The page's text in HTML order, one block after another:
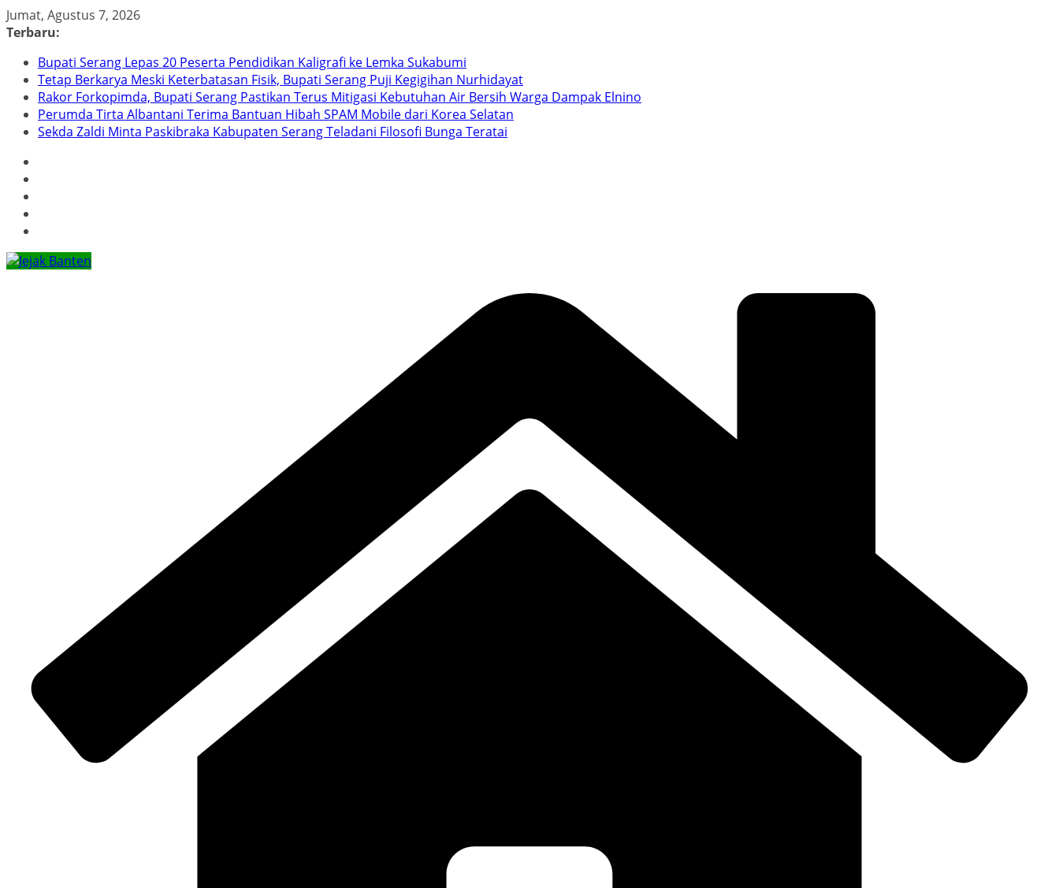
Skip
to
Jumat, Agustus 7, 2026
Terbaru:
Bupati Serang Lepas 20 Peserta Pendidikan Kaligrafi ke Lemka Sukabumi
Tetap Berkarya Meski Keterbatasan Fisik, Bupati Serang Puji Kegigihan Nurhidayat
Rakor Forkopimda, Bupati Serang Pastikan Terus Mitigasi Kebutuhan Air Bersih Warga Dampak Elnino
Perumda Tirta Albantani Terima Bantuan Hibah SPAM Mobile dari Korea Selatan
Sekda Zaldi Minta Paskibraka Kabupaten Serang Teladani Filosofi Bunga Teratai